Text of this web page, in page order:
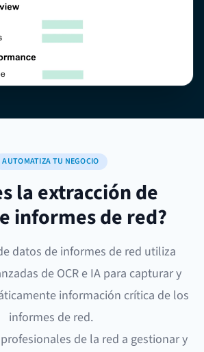
AUTOMATIZA TU NEGOCIO
la extracción de
informes de red?
datos de informes de red utiliza
de OCR e IA para capturar y
información crítica de los
informes de red.
de la red a gestionar y